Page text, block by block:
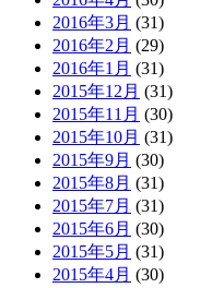
2016年3月 (31)
2016年2月 (29)
2016年1月 (31)
2015年12月 (31)
2015年11月 (30)
2015年10月 (31)
2015年9月 (30)
2015年8月 (31)
2015年7月 (31)
2015年6月 (30)
2015年5月 (31)
2015年4月 (30)